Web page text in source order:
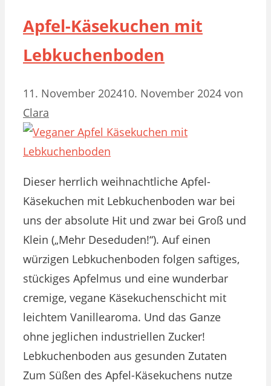
Apfel-Käsekuchen mit
Lebkuchenboden
11. November 202410. November 2024 von
Clara
Dieser herrlich weihnachtliche Apfel-
Käsekuchen mit Lebkuchenboden war bei
uns der absolute Hit und zwar bei Groß und
Klein („Mehr Deseduden!“). Auf einen
würzigen Lebkuchenboden folgen saftiges,
stückiges Apfelmus und eine wunderbar
cremige, vegane Käsekuchenschicht mit
leichtem Vanillearoma. Und das Ganze
ohne jeglichen industriellen Zucker!
Lebkuchenboden aus gesunden Zutaten
Zum Süßen des Apfel-Käsekuchens nutze